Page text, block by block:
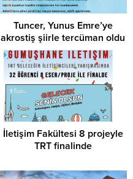
Tuncer, Yunus Emre’ye
akrostiş şiirle tercüman oldu
İletişim Fakültesi 8 projeyle
TRT finalinde